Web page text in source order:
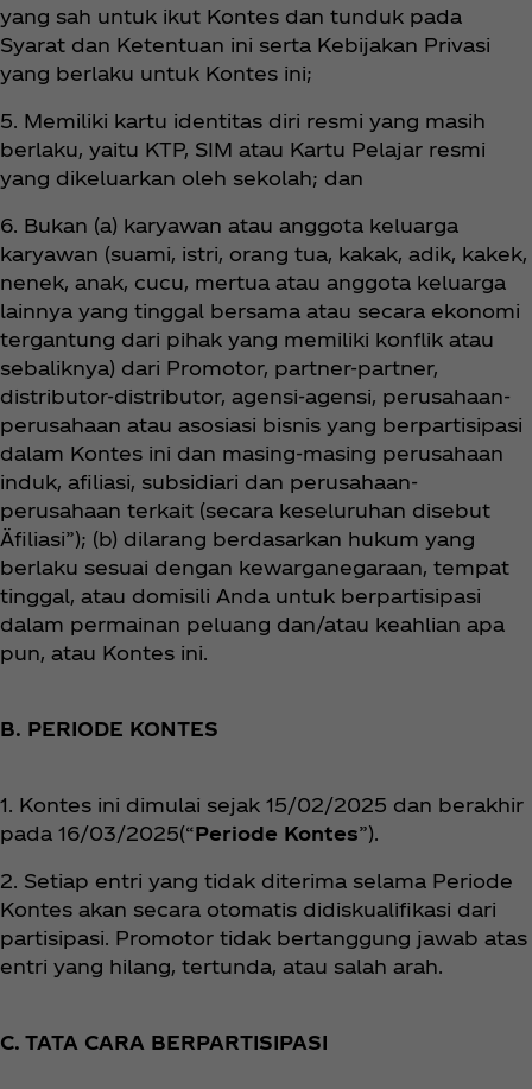
yang sah untuk ikut Kontes dan tunduk pada
Syarat dan Ketentuan ini serta Kebijakan Privasi
yang berlaku untuk Kontes ini;
5. Memiliki kartu identitas diri resmi yang masih
berlaku, yaitu KTP, SIM atau Kartu Pelajar resmi
yang dikeluarkan oleh sekolah; dan
6. Bukan (a) karyawan atau anggota keluarga
karyawan (suami, istri, orang tua, kakak, adik, kakek,
nenek, anak, cucu, mertua atau anggota keluarga
lainnya yang tinggal bersama atau secara ekonomi
tergantung dari pihak yang memiliki konflik atau
sebaliknya) dari Promotor, partner-partner,
distributor-distributor, agensi-agensi, perusahaan-
perusahaan atau asosiasi bisnis yang berpartisipasi
dalam Kontes ini dan masing-masing perusahaan
induk, afiliasi, subsidiari dan perusahaan-
perusahaan terkait (secara keseluruhan disebut
Äfiliasi”); (b) dilarang berdasarkan hukum yang
berlaku sesuai dengan kewarganegaraan, tempat
tinggal, atau domisili Anda untuk berpartisipasi
dalam permainan peluang dan/atau keahlian apa
pun, atau Kontes ini.
B. PERIODE KONTES
1. Kontes ini dimulai sejak 15/02/2025 dan berakhir
pada 16/03/2025(“Periode Kontes”).
2. Setiap entri yang tidak diterima selama Periode
Kontes akan secara otomatis didiskualifikasi dari
partisipasi. Promotor tidak bertanggung jawab atas
entri yang hilang, tertunda, atau salah arah.
C. TATA CARA BERPARTISIPASI